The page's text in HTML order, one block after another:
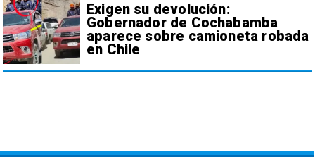
Exigen su devolución:
Gobernador de Cochabamba
aparece sobre camioneta robada
en Chile